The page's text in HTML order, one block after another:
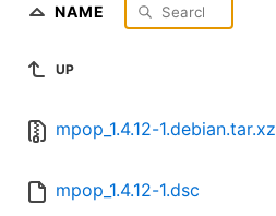
NAME
UP
mpop_1.4.12-1.debian.tar.xz
mpop_1.4.12-1.dsc